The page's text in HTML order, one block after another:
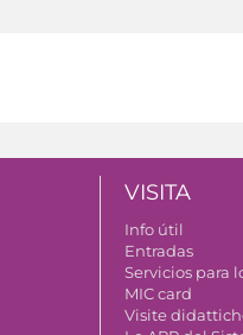
VISITA
Info útil
Entradas
Servicios para
MIC card
Visite